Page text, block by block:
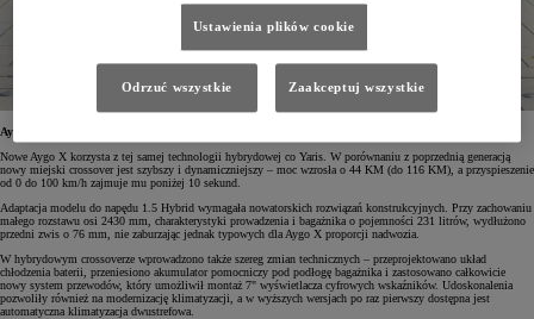
Aygo X Hybrid z innowacyjnymi rozwiązaniami konstrukcyjnymi
Nowe Aygo X korzysta z tej samej technologii hybrydowej co Yaris. W porównaniu z poprzednią generacją
nowy miejski crossover jest szybszy i dynamiczniejszy – moc wzrosła o 44 KM (do 116 KM), a przyspieszenie
od 0 do 100 km/h zajmuje mu poniżej 10 sekund.
Adaptacja modelu do napędu 1.5 Hybrid wymagała nowatorskich rozwiązań konstrukcyjnych. Przy zachowaniu
małego rozstawu osi 2430 mm, charakterystyki prowadzenia i bagażnika o pojemności 231 litrów, wydłużono
przedni zwis o 76 mm, nie zaburzając jednak typowych dla Aygo X proporcji nadwozia.
W hybrydowym crossoverze wprowadzono także szereg zmian technicznych – przeprojektowano układ
chłodzenia baterii, przeniesiono akumulator pomocniczy pod podłogę bagażnika i zastosowano całkowicie
nowy system przewodów, który umożliwił montaż 7" wyświetlacza cyfrowych wskaźników. Udoskonalenia
pozwoliły również na modernizację klimatyzacji, a w wyższych wersjach po raz pierwszy dostępna jest
automatyczna klimatyzacja dwustrefowa.
Ustawienia plików cookie
Odrzuć wszystkie Zaakceptuj wszystkie